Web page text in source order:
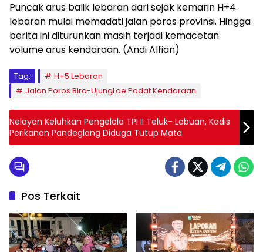
Puncak arus balik lebaran dari sejak kemarin H+4
lebaran mulai memadati jalan poros provinsi. Hingga
berita ini diturunkan masih terjadi kemacetan
volume arus kendaraan. (Andi Alfian)
Tag:
H+5 Lebaran
Jalan Poros Bira-UjungLoe Padat Kendaraan
Nelayan Keluhkan Pengelola TPI II Teluk- Labuan, Kadis
Perikanan Pandeglang Diduga Tutup Mata
Pos Terkait